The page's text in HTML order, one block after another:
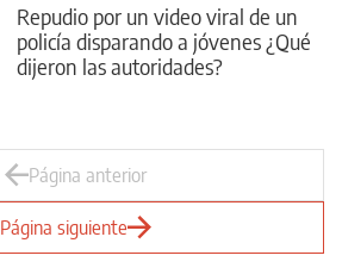
Repudio por un video viral de un
policía disparando a jóvenes ¿Qué
dijeron las autoridades?
Página anterior
Página siguiente